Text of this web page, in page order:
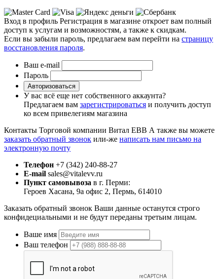
Вход в профиль Регистрация в магазине откроет вам полный
доступ к услугам и возможностям, а также к скидкам.
Если вы забыли пароль, предлагаем вам перейти на страницу
восстановления пароля.
Ваш e-mail
Пароль
Авторизоваться
У вас всё еще нет собственного аккаунта?
Предлагаем вам зарегистрироваться и получить доступ
ко всем привелегиям магазина
Контакты Торговой компании Витал ЕВВ А также вы можете
заказать обратный звонок или-же написать нам письмо на
электронную почту
Телефон +7 (342) 240-88-27
E-mail sales@vitalevv.ru
Пункт самовывоза в г. Перми:
Героев Хасана, 9а офис 2, Пермь, 614010
Заказать обратный звонок Ваши данные останутся строго
конфидециальными и не будут переданы третьим лицам.
Ваше имя
Ваш телефон